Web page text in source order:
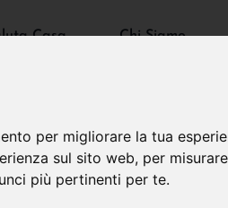
per migliorare la tua
sul sito web, per
più pertinenti per te.
Casa Chi Siamo